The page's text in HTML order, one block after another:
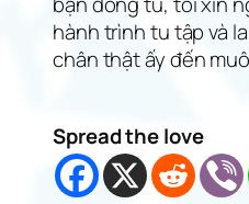
hành trình tu tập và
chân thật ấy đến
Spread the love